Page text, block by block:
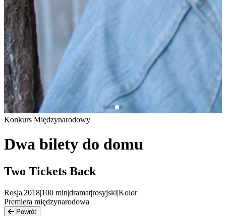
Konkurs Międzynarodowy
Dwa bilety do domu
Two Tickets Back
Rosja|2018|100 min|dramat|rosyjski|Kolor
Premiera międzynarodowa
Powrót